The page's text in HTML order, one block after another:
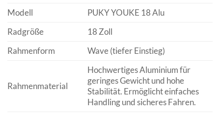
Modell
PUKY YOUKE 18 Alu
Radgröße
18 Zoll
Rahmenform
Wave (tiefer Einstieg)
Rahmenmaterial
Hochwertiges Aluminium für
geringes Gewicht und hohe
Stabilität. Ermöglicht einfaches
Handling und sicheres Fahren.